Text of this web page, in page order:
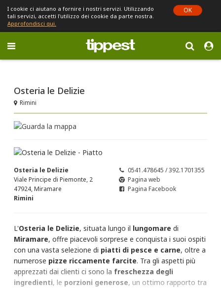
I cookie ci aiutano a fornire i nostri servizi. Utilizzando
tali servizi, accetti l'utilizzo dei cookie da parte nostra.
Approfondisci qui.
OK
Toggle
navigation
Osteria le Delizie
Rimini
Osteria le Delizie
Viale Principe di Piemonte, 2
47924, Miramare
Rimini
0541.478645 / 392.1701355
Pagina web
Pagina Facebook
L'Osteria le Delizie, situata lungo il lungomaredi
Miramare, offre piacevoli sorprese e conquista i suoi ospiti
con una vasta selezione di piatti di pesce e carne, oltre a
numerose pizze riccamente farcite. Tra gli aspetti più
apprezzati dai clienti ci sono la freschezza degli
ingredienti, le porzioni generose, un ottimo rapporto tra